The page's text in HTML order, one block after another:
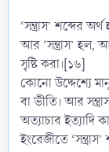
‘সন্ত্রাস’ শব্দের
আর ‘সন্ত্রাস’ হল,
সৃষ্টি করা।[১৬]
কোনো উদ্দেশ্যে
বা ভীতি। আর
অত্যাচার ইত্যাদি
ইংরেজীতে